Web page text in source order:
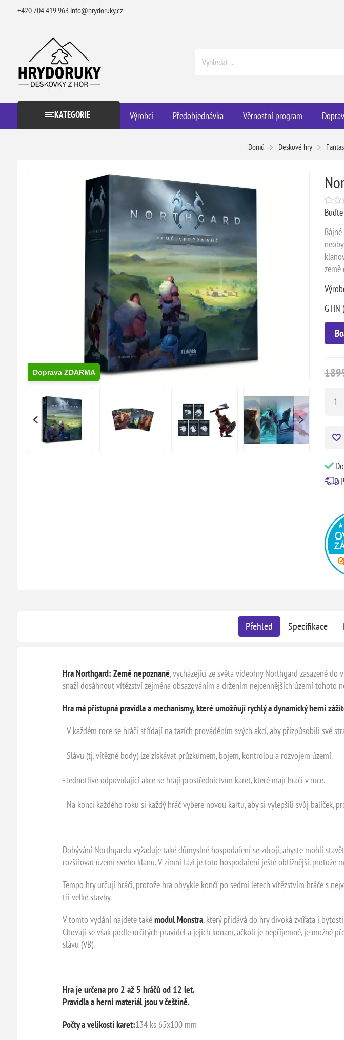
+420 704 419 963 info@hrydoruky.cz
KATEGORIE Výrobci Předobjednávka Věrnostní program
Domů Deskové hry
Doprava ZDARMA
GTIN
Přehled Specifikace
Hra Northgard: Země nepoznané, vycházející ze světa videohry Northgard zasazené
snaží dosáhnout vítězství zejména obsazováním a držením nejcennějších území tohoto
Hra má přístupná pravidla a mechanismy, které umožňují rychlý a dynamický herní
- V každém roce se hráči střídají na tazích prováděním svých akcí, aby přizpůsobili své
- Slávu (tj. vítězné body) lze získávat průzkumem, bojem, kontrolou a rozvojem území.
- Jednotlivé odpovídající akce se hrají prostřednictvím karet, které mají hráči v ruce.
- Na konci každého roku si každý hráč vybere novou kartu, aby si vylepšili svůj balíček,
Dobývání Northgardu vyžaduje také důmyslné hospodaření se zdroji, abyste mohli
rozšiřovat území svého klanu. V zimní fázi je toto hospodaření ještě obtížnější, protože
Tempo hry určují hráči, protože hra obvykle končí po sedmi letech vítězstvím hráče s
tři velké stavby.
V tomto vydání najdete takémodul Monstra, který přidává do hry divoká zvířata i
Chovají se však podle určitých pravidel a jejich konaní, ačkoli je nepříjemné, je možné
slávu (VB).
Hra je určena pro 2 až 5 hráčů od 12 let.
Pravidla a herní materiál jsou v češtině.
Počty a velikosti karet:134 ks 65x100 mm